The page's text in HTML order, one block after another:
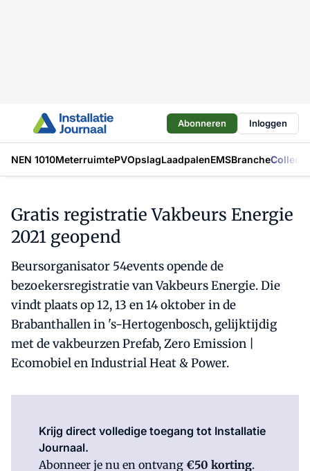
Abonneren Inloggen
NEN 1010MeterruimtePVOpslagLaadpalenEMSBranche
Gratis registratie Vakbeurs Energie
2021 geopend
Beursorganisator 54events opende de
bezoekersregistratie van Vakbeurs Energie. Die
vindt plaats op 12, 13 en 14 oktober in de
Brabanthallen in 's-Hertogenbosch, gelijktijdig
met de vakbeurzen Prefab, Zero Emission |
Ecomobiel en Industrial Heat & Power.
Krijg direct volledige toegang tot Installatie
Journaal.
Abonneer je nu en ontvang €50 korting.